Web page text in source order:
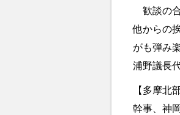
歓談の
他からの
がも弾み
浦野議長
【多摩
幹事、神